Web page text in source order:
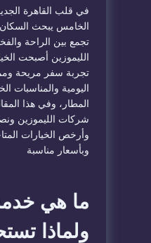
في قلب القاهرة
الخامس يبحث
تجمع بين الراحة
الليموزين أصبحت
تجربة سفر مريحة
اليومية والمناسبات
المطار، وفي هذا
شركات الليموزين
وأرخص الخيارات
وبأسعار مناسبة
ما هي
ولماذا